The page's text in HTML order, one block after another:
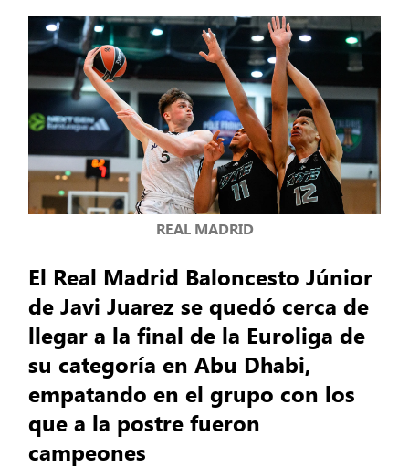
REAL MADRID
El Real Madrid Baloncesto Júnior
de Javi Juarez se quedó cerca de
llegar a la final de la Euroliga de
su categoría en Abu Dhabi,
empatando en el grupo con los
que a la postre fueron
campeones